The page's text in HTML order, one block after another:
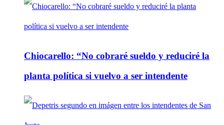
Chiocarello: “No cobraré sueldo y reduciré la
planta política si vuelvo a ser intendente